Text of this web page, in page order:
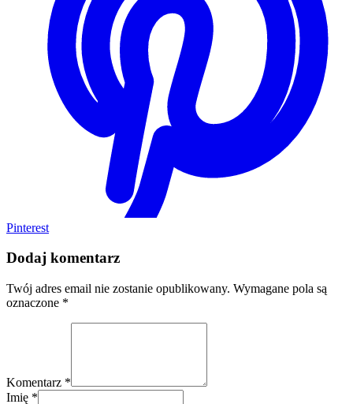
Pinterest
Dodaj komentarz
Twój adres email nie zostanie opublikowany. Wymagane pola są
oznaczone *
Komentarz *
Imię *